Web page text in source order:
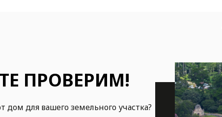
ПРОВЕРИМ!
дом для вашего земельного участка?